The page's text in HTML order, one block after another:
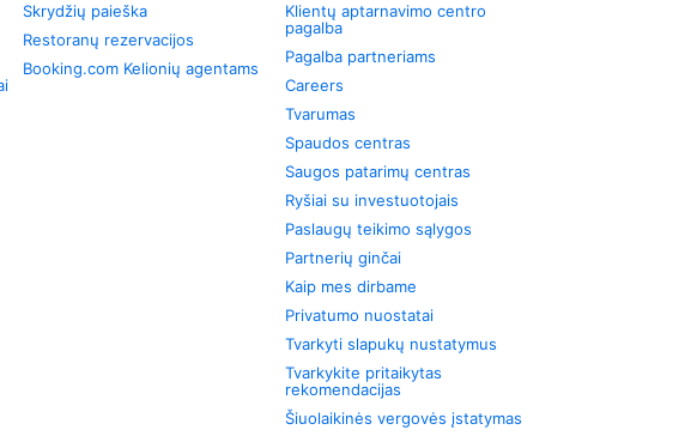
Skrydžių paieška
Restoranų rezervacijos
Booking.com Kelionių agentams
Klientų aptarnavimo centro
pagalba
Pagalba partneriams
Careers
Tvarumas
Spaudos centras
Saugos patarimų centras
Ryšiai su investuotojais
Paslaugų teikimo sąlygos
Partnerių ginčai
Kaip mes dirbame
Privatumo nuostatai
Tvarkyti slapukų nustatymus
Tvarkykite pritaikytas
rekomendacijas
Šiuolaikinės vergovės įstatymas